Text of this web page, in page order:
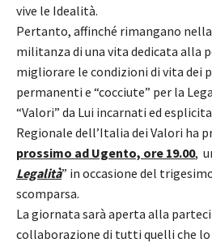
vive le Idealità.
Pertanto, affinché rimangano
militanza di una vita dedicata alla
migliorare le condizioni di vita dei
permanenti e “cocciute” per la
“Valori” da Lui incarnati ed
Regionale dell’Italia dei Valori ha
prossimo ad Ugento, ore 19.00,
Legalità” in occasione del
scomparsa.
La giornata sarà aperta alla
collaborazione di tutti quelli che